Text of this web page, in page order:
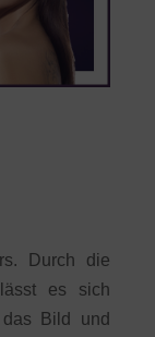
Durch die
lässt es sich
Bild und